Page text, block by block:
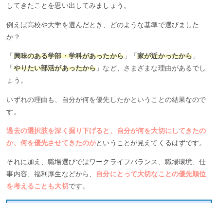
してきたことを思い出してみましょう。
例えば高校や大学を選んだとき、どのような基準で選びました
か？
「 興味のある学部・学科があったから」「家が近かったから 」
「 やりたい部活があったから 」など、さまざまな理由があるでし
ょう。
いずれの理由も、自分が何を優先したかということの結果なので
す。
過去の選択肢を深く掘り下げると、自分が何を大切にしてきたの
か、何を優先させてきたのかということが見えてくるはずです。
それに加え、職場選びではワークライフバランス、職場環境、仕
事内容、福利厚生などから、
自分にとって大切なことの優先順位
を考えることも大切です。